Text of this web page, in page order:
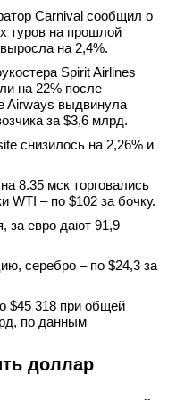
Carnival сообщил о
туров на прошлой
на 2,4%.
Spirit Airlines
на 22% после
Airways выдвинула
за $3,6 млрд.
снизилось на 2,26% и
8.35 мск торговались
WTI – по $102 за бочку.
за евро дают 91,9
серебро – по $24,3 за
$45 318 при общей
по данным
доллар